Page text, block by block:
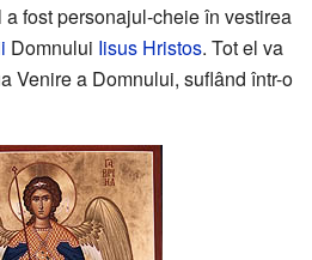
fost personajul-cheie în vestirea
Domnului Iisus Hristos. Tot el va
Venire a Domnului, suflând într-o